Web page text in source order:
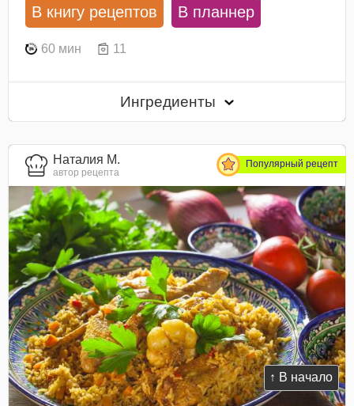
↑ В начало
В книгу рецептов В планнер
60 мин 11
Ингредиенты
Наталия М.
автор рецепта
Популярный рецепт